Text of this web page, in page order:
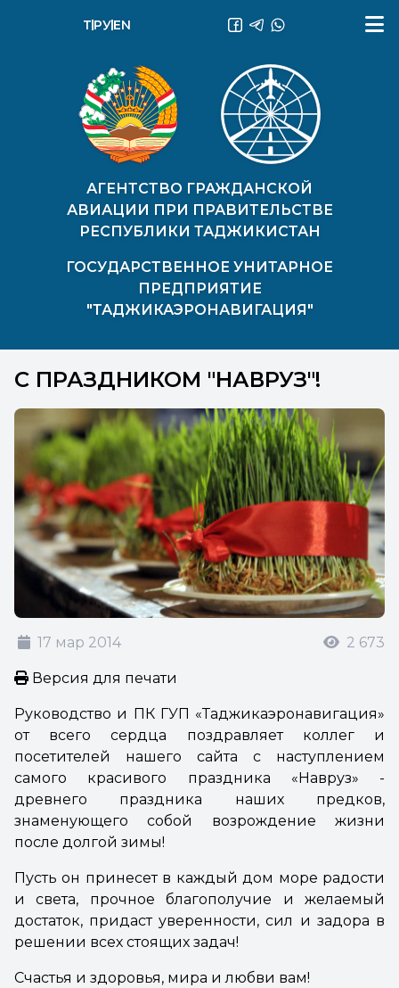
АГЕНТСТВО ГРАЖДАНСКОЙ
АВИАЦИИ ПРИ ПРАВИТЕЛЬСТВЕ
РЕСПУБЛИКИ ТАДЖИКИСТАН
ГОСУДАРСТВЕННОЕ УНИТАРНОЕ
ПРЕДПРИЯТИЕ
"ТАДЖИКАЭРОНАВИГАЦИЯ"
ТҶ РУEN
С ПРАЗДНИКОМ "НАВРУЗ"!
17 мар 2014 2 673
Версия для печати
Руководство и ПК ГУП «Таджикаэронавигация»
от всего сердца поздравляет коллег и
посетителей нашего сайта с наступлением
самого красивого праздника «Навруз» -
древнего праздника наших предков,
знаменующего собой возрождение жизни
после долгой зимы!
Пусть он принесет в каждый дом море радости
и света, прочное благополучие и желаемый
достаток, придаст уверенности, сил и задора в
решении всех стоящих задач!
Счастья и здоровья, мира и любви вам!